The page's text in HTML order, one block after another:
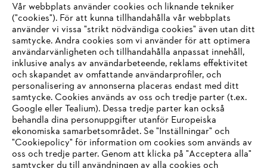
Företaget
STIHL FAQ
Vår webbplats använder cookies och liknande tekniker
("cookies"). För att kunna tillhandahålla vår webbplats
använder vi vissa "strikt nödvändiga cookies" även utan ditt
samtycke. Andra cookies som vi använder för att optimera
användarvänligheten och tillhandahålla anpassat innehåll,
inklusive analys av användarbeteende, reklams effektivitet
och skapandet av omfattande användarprofiler, och
personalisering av annonserna placeras endast med ditt
samtycke. Cookies används av oss och tredje parter (t.ex.
Google eller Tealium). Dessa tredje parter kan också
behandla dina personuppgifter utanför Europeiska
ekonomiska samarbetsområdet. Se "Inställningar" och
"Cookiepolicy" för information om cookies som används av
oss och tredje parter. Genom att klicka på "Acceptera alla"